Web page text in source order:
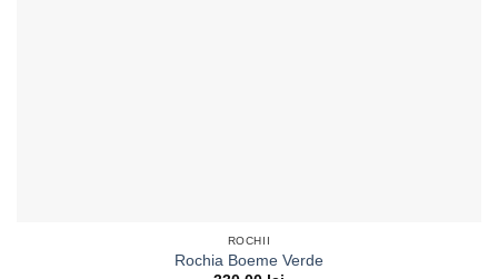
ROCHII
Rochia Boeme Verde